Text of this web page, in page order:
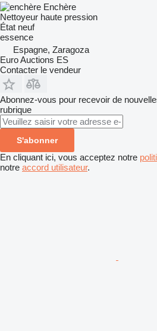
Enchère
Nettoyeur haute pression
État neuf
essence
Espagne, Zaragoza
Euro Auctions ES
Contacter le vendeur
Abonnez-vous pour recevoir de
rubrique
S'abonner
En cliquant ici, vous acceptez notre
notre accord utilisateur.